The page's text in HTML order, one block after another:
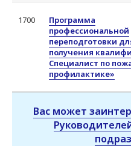
и спасения;
Реальных
ситуации из
эффективно,
1700
Программа
профессиональной
переподготовки
получения
Специалист по
профилактике»
Вас может